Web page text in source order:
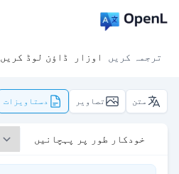
ترجمہ کریں اوزار ڈاؤن لوڈ کریں
متن تصاویر دستاویزات
خودکار طور پر پہچانیں